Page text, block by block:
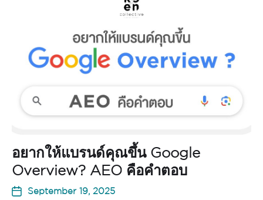
อยากให้แบรนด์คุณขึ้น Google
Overview? AEO คือคำตอบ
September 19, 2025